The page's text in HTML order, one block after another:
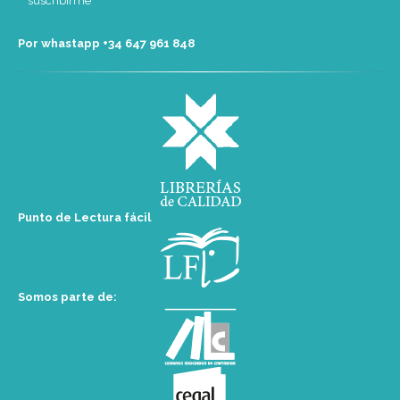
Por whastapp +34 ‭647 961 848‬
Punto de Lectura fácil
Somos parte de: